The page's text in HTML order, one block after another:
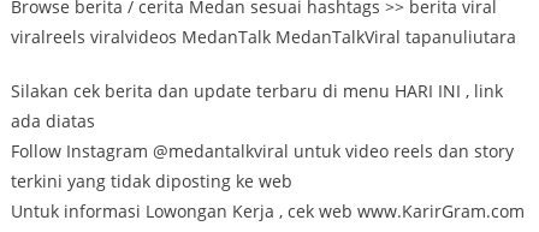
Browse berita / cerita Medan sesuai hashtags >> berita viral
viralreels viralvideos MedanTalk MedanTalkViral tapanuliutara
Silakan cek berita dan update terbaru di menu HARI INI , link
ada diatas
Follow Instagram @medantalkviral untuk video reels dan story
terkini yang tidak diposting ke web
Untuk informasi Lowongan Kerja , cek web www.KarirGram.com